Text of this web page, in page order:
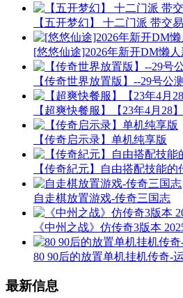
【五开梦幻】 十二门派 带交
[悠悠仙途]2026年新开DM懒
【传奇世界放置版】--29号公
【超爽快餐服】【23年4月28
【传奇启示录】单机纯享版
【传奇紀元】自由搭配技能的
自走棋放置游戏-传奇三国志
《中州之战》仿传奇3版本
80 90后的放置单机挂机传奇-
最新信息